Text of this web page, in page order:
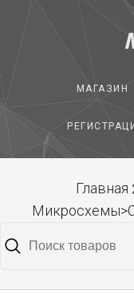
МАГАЗИН
Главная